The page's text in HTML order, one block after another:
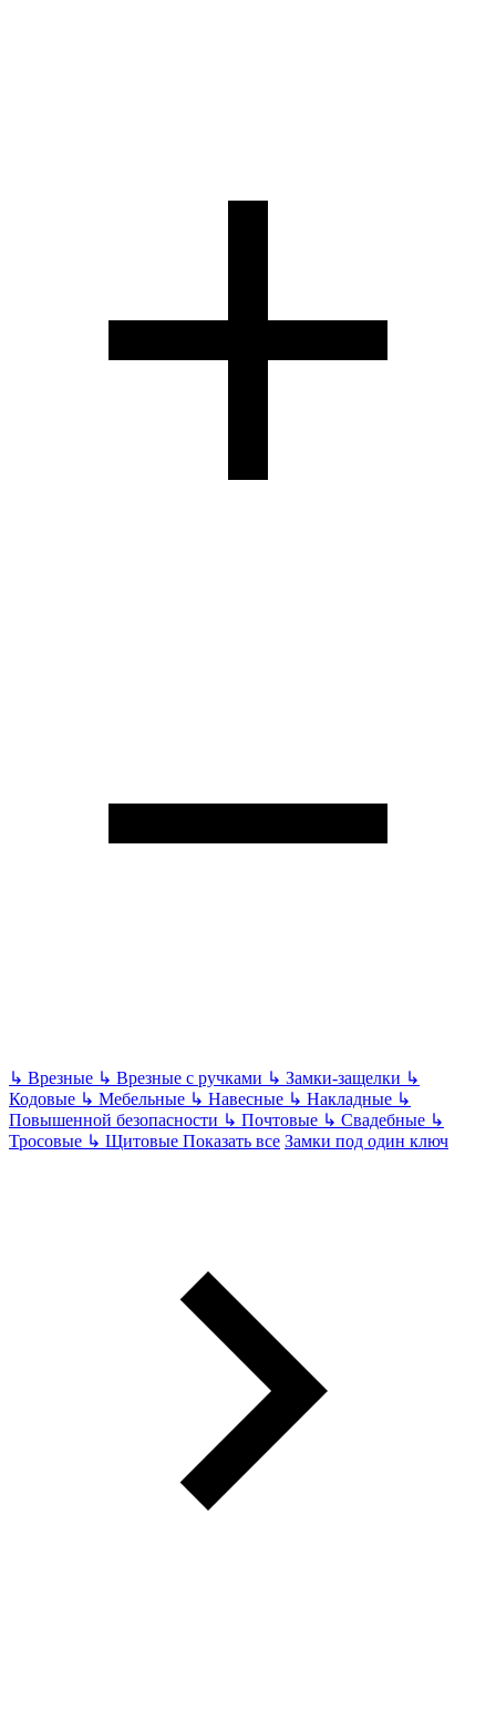
↳ Врезные ↳ Врезные с ручками ↳ Замки-защелки ↳
Кодовые ↳ Мебельные ↳ Навесные ↳ Накладные ↳
Повышенной безопасности ↳ Почтовые ↳ Свадебные ↳
Тросовые ↳ Щитовые Показать все Замки под один ключ